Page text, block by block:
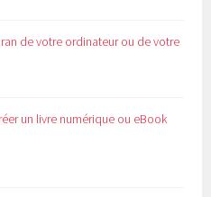
de votre ordinateur ou de votre
un livre numérique ou eBook